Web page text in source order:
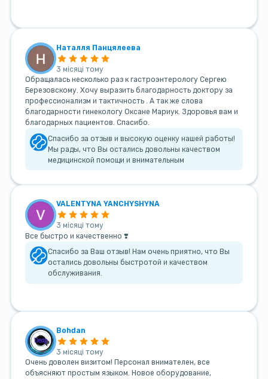
Наталля Панцялеева
3 місяці тому
Обращалась несколько раз к гастроэнтерологу Сергею
Березовскому. Хочу выразить благодарность доктору за
профессионализм и тактичность . А так же слова
благодарности гинекологу Оксане Мариук. Здоровья вам и
благодарных пациентов. Спасибо.
Спасибо за отзыв и высокую оценку нашей работы!
Мы рады, что Вы остались довольны качеством
медицинской помощи и внимательным
VALENTYNA YANCHYSHYNA
3 місяці тому
Все быстро и качественно ❣️
Спасибо за Ваш отзыв! Нам очень приятно, что Вы
остались довольны быстротой и качеством
обслуживания.
Bohdan
3 місяці тому
Очень доволен визитом! Персонал внимателен, все
объясняют простым языком. Новое оборудование,